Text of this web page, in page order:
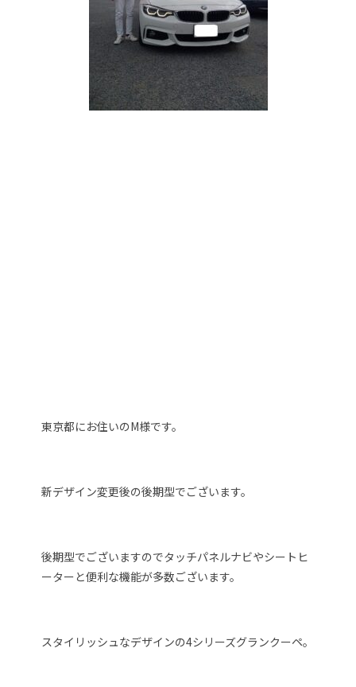
東京都にお住いのM様です。
新デザイン変更後の後期型でございます。
後期型でございますのでタッチパネルナビやシートヒ
ーターと便利な機能が多数ございます。
スタイリッシュなデザインの4シリーズグランクーペ。